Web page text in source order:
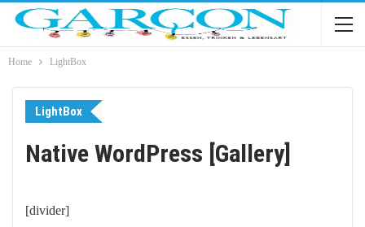
Home LightBox
LightBox
Native WordPress [Gallery]
[divider]